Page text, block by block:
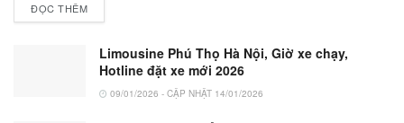
ĐỌC THÊM
Limousine Phú Thọ Hà Nội, Giờ xe chạy,
Hotline đặt xe mới 2026
09/01/2026 - CẬP NHẬT 14/01/2026